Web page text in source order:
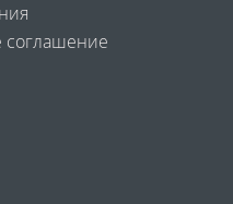
соглашение